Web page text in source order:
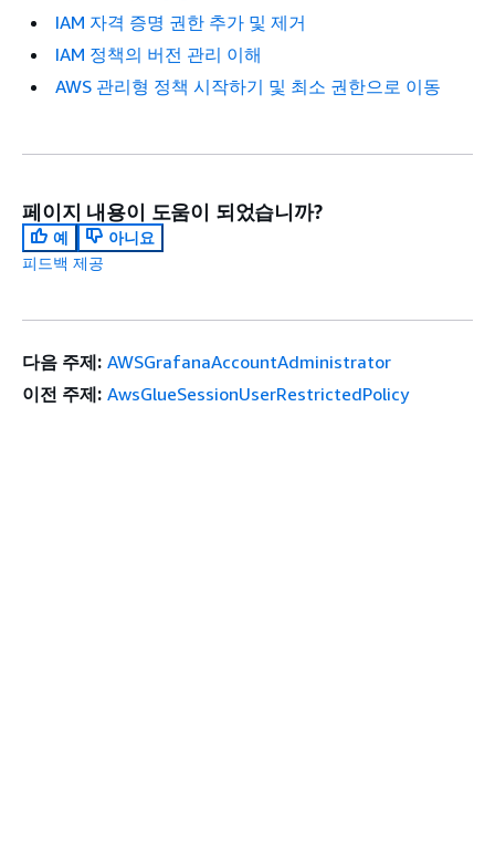
IAM 자격 증명 권한 추가 및 제거
IAM 정책의 버전 관리 이해
AWS 관리형 정책 시작하기 및 최소 권한으로 이동
페이지 내용이 도움이 되었습니까?
예
아니요
피드백 제공
다음 주제: AWSGrafanaAccountAdministrator
이전 주제: AwsGlueSessionUserRestrictedPolicy